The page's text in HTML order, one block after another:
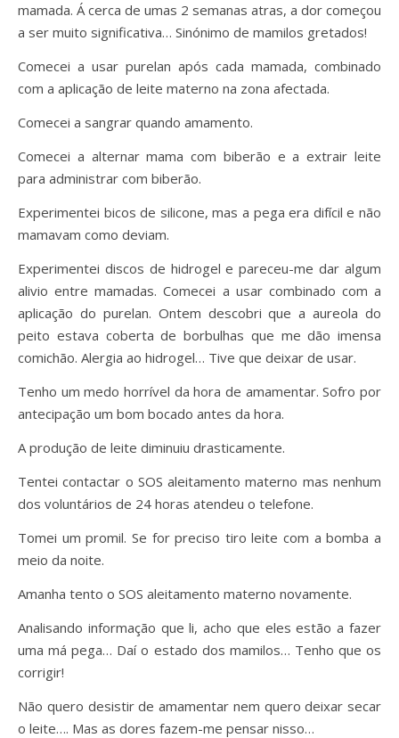
mamada. Á cerca de umas 2 semanas atras, a dor começou
a ser muito significativa… Sinónimo de mamilos gretados!
Comecei a usar purelan após cada mamada, combinado
com a aplicação de leite materno na zona afectada.
Comecei a sangrar quando amamento.
Comecei a alternar mama com biberão e a extrair leite
para administrar com biberão.
Experimentei bicos de silicone, mas a pega era difícil e não
mamavam como deviam.
Experimentei discos de hidrogel e pareceu-me dar algum
alivio entre mamadas. Comecei a usar combinado com a
aplicação do purelan. Ontem descobri que a aureola do
peito estava coberta de borbulhas que me dão imensa
comichão. Alergia ao hidrogel… Tive que deixar de usar.
Tenho um medo horrível da hora de amamentar. Sofro por
antecipação um bom bocado antes da hora.
A produção de leite diminuiu drasticamente.
Tentei contactar o SOS aleitamento materno mas nenhum
dos voluntários de 24 horas atendeu o telefone.
Tomei um promil. Se for preciso tiro leite com a bomba a
meio da noite.
Amanha tento o SOS aleitamento materno novamente.
Analisando informação que li, acho que eles estão a fazer
uma má pega… Daí o estado dos mamilos… Tenho que os
corrigir!
Não quero desistir de amamentar nem quero deixar secar
o leite…. Mas as dores fazem-me pensar nisso…